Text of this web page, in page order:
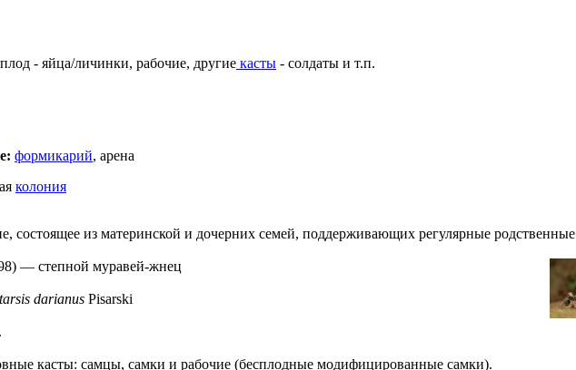
- яйца/личинки, рабочие, другие касты - солдаты и т.п.
формикарий, арена
колония
состоящее из материнской и дочерних семей, поддерживающих регулярные родственные
— степной муравей-жнец
darianus Pisarski
касты: самцы, самки и рабочие (бесплодные модифицированные самки).